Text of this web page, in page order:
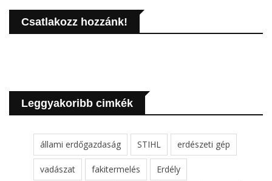
Csatlakozz hozzánk!
Leggyakoribb cimkék
állami erdőgazdaság STIHL erdészeti gép
vadászat fakitermelés Erdély